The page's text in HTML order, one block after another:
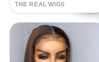
THE REAL WIGS